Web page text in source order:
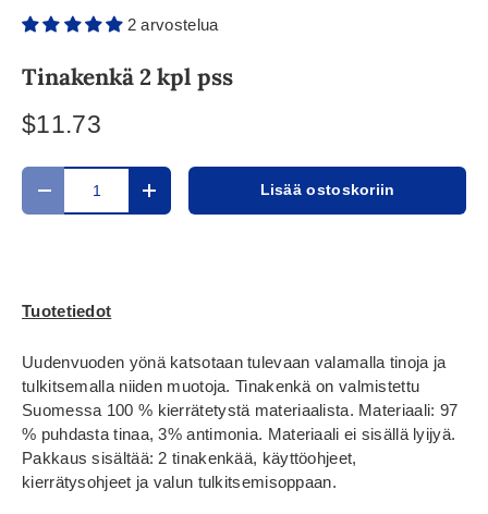
2 arvostelua
Tinakenkä 2 kpl pss
$11.73
Määrä
Translation missing: fi.cart.items.decrease_quantity
Translation missing:Lisää ostoskoriin
Tuotetiedot
Uudenvuoden yönä katsotaan tulevaan valamalla tinoja ja
tulkitsemalla niiden muotoja. Tinakenkä on valmistettu
Suomessa 100 % kierrätetystä materiaalista. Materiaali: 97
% puhdasta tinaa, 3% antimonia. Materiaali ei sisällä lyijyä.
Pakkaus sisältää: 2 tinakenkää, käyttöohjeet,
kierrätysohjeet ja valun tulkitsemisoppaan.